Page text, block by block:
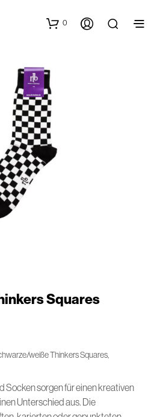
0
Squares
weiße Thinkers Squares,
Socken sorgen für einen kreativen
Unterschied aus. Die